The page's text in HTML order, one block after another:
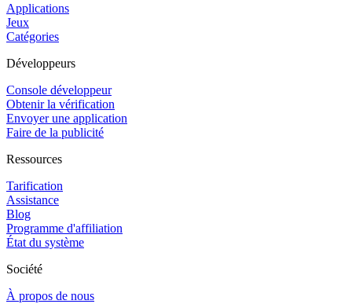
Applications
Jeux
Catégories
Développeurs
Console développeur
Obtenir la vérification
Envoyer une application
Faire de la publicité
Ressources
Tarification
Assistance
Blog
Programme d'affiliation
État du système
Société
À propos de nous